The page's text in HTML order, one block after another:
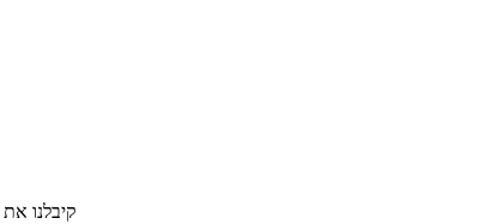
קיבלנו